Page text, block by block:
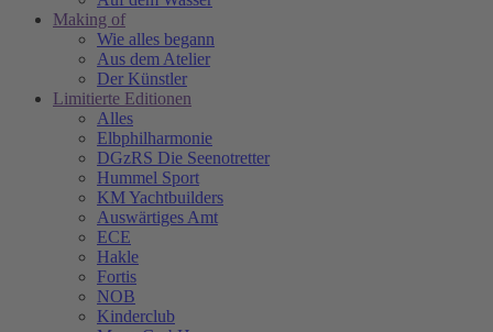
Making of
Wie alles begann
Aus dem Atelier
Der Künstler
Limitierte Editionen
Alles
Elbphilharmonie
DGzRS Die Seenotretter
Hummel Sport
KM Yachtbuilders
Auswärtiges Amt
ECE
Hakle
Fortis
NOB
Kinderclub